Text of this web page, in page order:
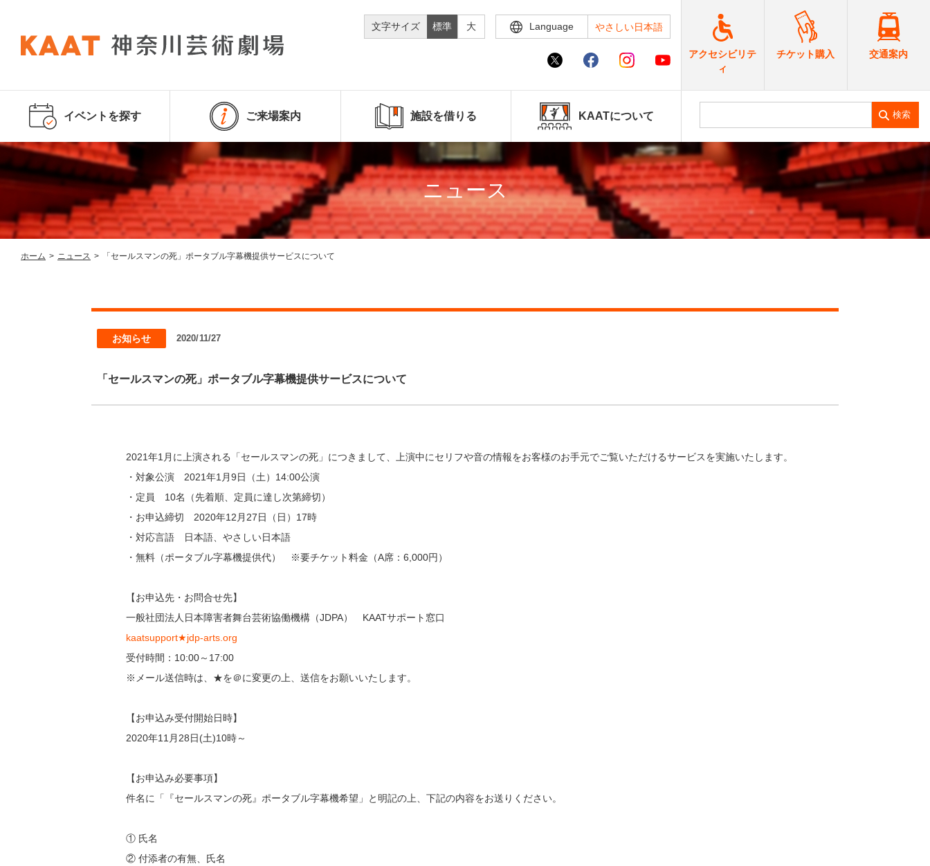
文字サイズ 標準 大 Language やさしい日本語
アクセシビリテ
ィ
チケット購入 交通案内
イベントを探す ご来場案内 施設を借りる KAATについて 検索
ニュース
ホーム > ニュース > 「セールスマンの死」ポータブル字幕機提供サービスについて
お知らせ 2020/11/27
「セールスマンの死」ポータブル字幕機提供サービスについて
2021年1月に上演される「セールスマンの死」につきまして、上演中にセリフや音の情報をお客様のお手元でご覧いただけるサービスを実施いたします。
・対象公演 2021年1月9日（土）14:00公演
・定員 10名（先着順、定員に達し次第締切）
・お申込締切 2020年12月27日（日）17時
・対応言語 日本語、やさしい日本語
・無料（ポータブル字幕機提供代） ※要チケット料金（A席：6,000円）
【お申込先・お問合せ先】
一般社団法人日本障害者舞台芸術協働機構（JDPA） KAATサポート窓口
kaatsupport★jdp-arts.org
受付時間：10:00～17:00
※メール送信時は、★を＠に変更の上、送信をお願いいたします。
【お申込み受付開始日時】
2020年11月28日(土)10時～
【お申込み必要事項】
件名に「『セールスマンの死』ポータブル字幕機希望」と明記の上、下記の内容をお送りください。
① 氏名
② 付添者の有無、氏名